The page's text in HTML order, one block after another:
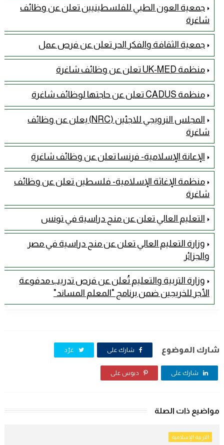
جمعية العون الطبي للفلسطينيين تعلن عن وظائف
شاغرة
جمعية الثقافة والفكر الحر تعلن عن فرص عمل
منظمة UK-MED تعلن عن وظائف شاغرة
منظمة CADUS تعلن عن حاجتها لوظائف شاغرة
المجلس النرويجي للاجئين (NRC) يعلن عن وظائف
شاغرة
الإعانة الإسلامية- فرنسا تعلن عن وظائف شاغرة
منظمة الإغاثة الإسلامية- فلسطين تعلن عن وظائف
شاغرة
التعليم العالي تعلن عن منح دراسية في تونس
وزارة التعليم العالي تعلن عن منح دراسية في مصر
والجزائر
وزارة التربية والتعليم تُعلن عن فرص تدريب مدفوعة
الأجر للخريجين ضمن برنامج "المعلم المساند"
شارك الموضوع شارك على غرّد
شارك على دبوس على
مواضيع ذات الصلة
التربية الإسلامية